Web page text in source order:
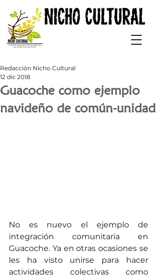
Guacoche como ejemplo
navideño de común-unidad
Redacción Nicho Cultural
12 dic 2018
No es nuevo el ejemplo de
integración comunitaria en
Guacoche. Ya en otras ocasiones se
les ha visto unirse para hacer
actividades colectivas como